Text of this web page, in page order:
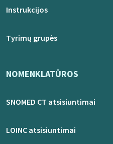
Instrukcijos
Tyrimų grupės
NOMENKLATŪROS
SNOMED CT atsisiuntimai
LOINC atsisiuntimai